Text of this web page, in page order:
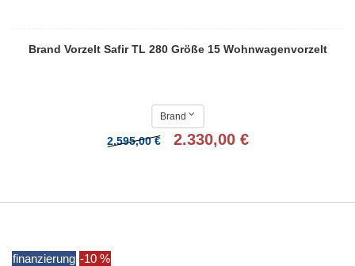
Brand Vorzelt Safir TL 280 Größe 15 Wohnwagenvorzelt
Brand
2.595,00 € 2.330,00 €
finanzierung -10 %